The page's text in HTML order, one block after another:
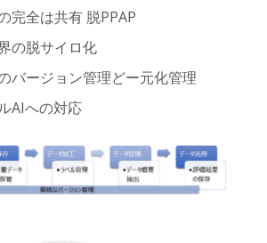
完全は共有 脱PPAP
の脱サイロ化
バージョン管理どー元化管理
AIへの対応